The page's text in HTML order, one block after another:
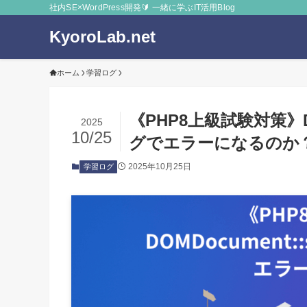
社内SE×WordPress開発🔰 一緒に学ぶIT活用Blog
KyoroLab.net
ホーム 学習ログ
《PHP8上級試験対策
グでエラーになるのか
2025
10/25
学習ログ 2025年10月25日